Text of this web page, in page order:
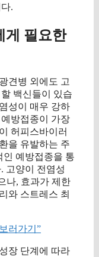
.
게 필요한
견병 외에도 고
백신들이 있습
성이 매우 강하
방접종이 가장
허피스바이러
을 유발하는 주
인 예방접종을 통
고양이 전염성
나, 효과가 제한
와 스트레스 최
러가기”
장 단계에 따라